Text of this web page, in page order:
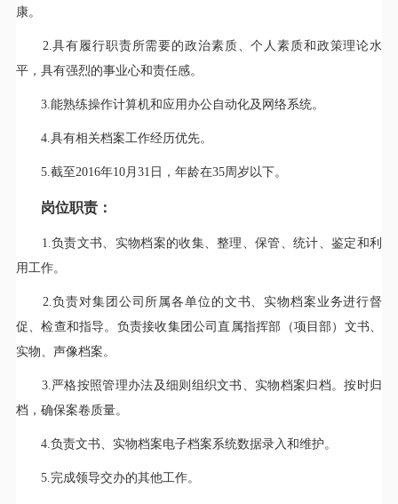
康。
2.具有履行职责所需要的政治素质、个人素质和政策理论水
平，具有强烈的事业心和责任感。
3.能熟练操作计算机和应用办公自动化及网络系统。
4.具有相关档案工作经历优先。
5.截至2016年10月31日，年龄在35周岁以下。
岗位职责：
1.负责文书、实物档案的收集、整理、保管、统计、鉴定和利
用工作。
2.负责对集团公司所属各单位的文书、实物档案业务进行督
促、检查和指导。负责接收集团公司直属指挥部（项目部）文书、
实物、声像档案。
3.严格按照管理办法及细则组织文书、实物档案归档。按时归
档，确保案卷质量。
4.负责文书、实物档案电子档案系统数据录入和维护。
5.完成领导交办的其他工作。